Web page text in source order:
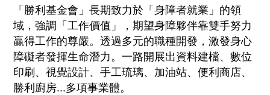
「勝利基金會」長期致力於「身障者就業」的領
域，強調「工作價值」，期望身障夥伴靠雙手努力
贏得工作的尊嚴。透過多元的職種開發，激發身心
障礙者發揮生命潛力。一路開展出資料建檔、數位
印刷、視覺設計、手工琉璃、加油站、便利商店、
勝利廚房...多項事業體。